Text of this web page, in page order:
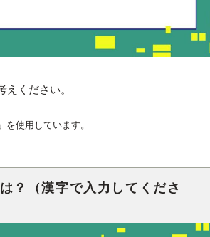
ください。
」を使用しています。
？（漢字で入力してくださ